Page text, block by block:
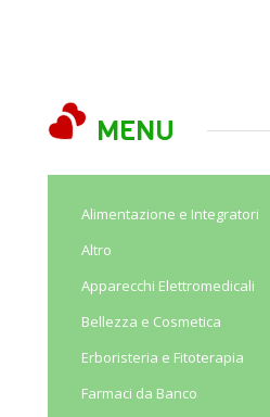
MENU
Alimentazione e Integratori
Altro
Apparecchi Elettromedicali
Bellezza e Cosmetica
Erboristeria e Fitoterapia
Farmaci da Banco